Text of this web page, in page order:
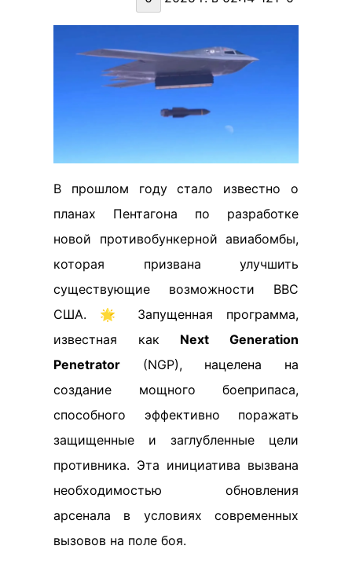
В прошлом году стало известно о
планах Пентагона по разработке
новой противобункерной авиабомбы,
которая призвана улучшить
существующие возможности ВВС
США. 🌟 Запущенная программа,
известная как Next Generation
Penetrator (NGP), нацелена на
создание мощного боеприпаса,
способного эффективно поражать
защищенные и заглубленные цели
противника. Эта инициатива вызвана
необходимостью обновления
арсенала в условиях современных
вызовов на поле боя.